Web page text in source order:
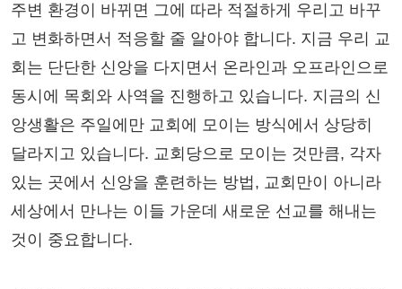
주변 환경이 바뀌면 그에 따라 적절하게 우리고 바꾸
고 변화하면서 적응할 줄 알아야 합니다. 지금 우리 교
회는 단단한 신앙을 다지면서 온라인과 오프라인으로
동시에 목회와 사역을 진행하고 있습니다. 지금의 신
앙생활은 주일에만 교회에 모이는 방식에서 상당히
달라지고 있습니다. 교회당으로 모이는 것만큼, 각자
있는 곳에서 신앙을 훈련하는 방법, 교회만이 아니라
세상에서 만나는 이들 가운데 새로운 선교를 해내는
것이 중요합니다.